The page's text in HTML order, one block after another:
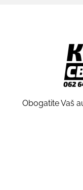
Obogatite Vaš